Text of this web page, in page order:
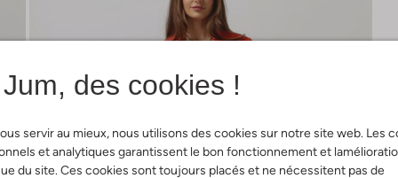
Jum, des cookies !
servir au mieux, nous utilisons des cookies sur notre site web. Les
et analytiques garantissent le bon fonctionnement et
du site. Ces cookies sont toujours placés et ne nécessitent pas de